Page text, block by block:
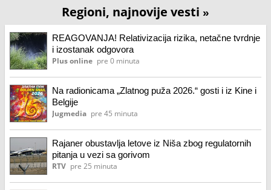
Regioni, najnovije vesti »
REAGOVANJA! Relativizacija rizika, netačne tvrdnje
i izostanak odgovora
Plus online pre 0 minuta
Na radionicama „Zlatnog puža 2026.“ gosti i iz Kine i
Belgije
Jugmedia pre 45 minuta
Rajaner obustavlja letove iz Niša zbog regulatornih
pitanja u vezi sa gorivom
RTV pre 25 minuta